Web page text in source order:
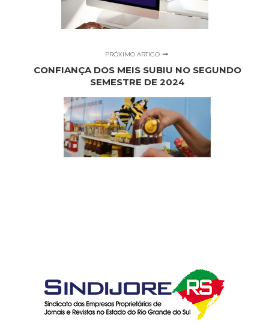
PRÓXIMO ARTIGO
CONFIANÇA DOS MEIS SUBIU NO SEGUNDO
SEMESTRE DE 2024